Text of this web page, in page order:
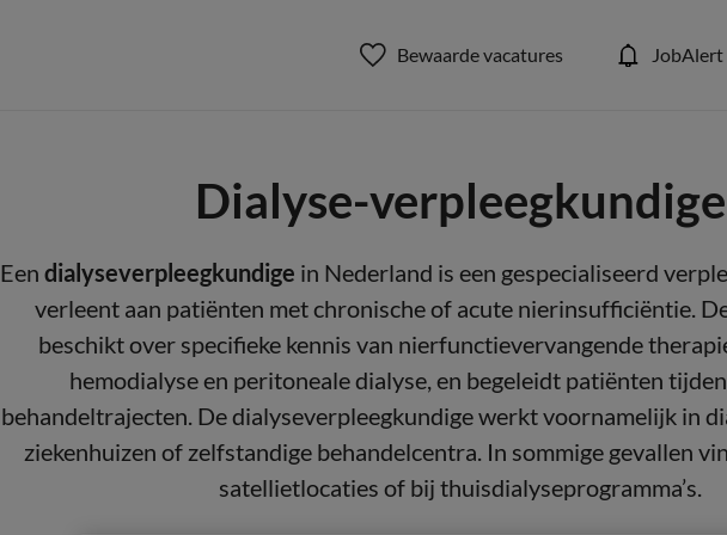
Bewaarde vacatures JobAlert
Dialyse-verpleegkundige
Eendialyseverpleegkundige in Nederland is een gespecialiseerd
verleent aan patiënten met chronische of acute nierinsufficiëntie.
beschikt over specifieke kennis van nierfunctievervangende
hemodialyse en peritoneale dialyse, en begeleidt patiënten
behandeltrajecten. De dialyseverpleegkundige werkt voornamelijk in
ziekenhuizen of zelfstandige behandelcentra. In sommige gevallen
satellietlocaties of bij thuisdialyseprogramma’s.